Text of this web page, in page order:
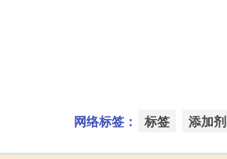
网络标签： 标签 添加剂